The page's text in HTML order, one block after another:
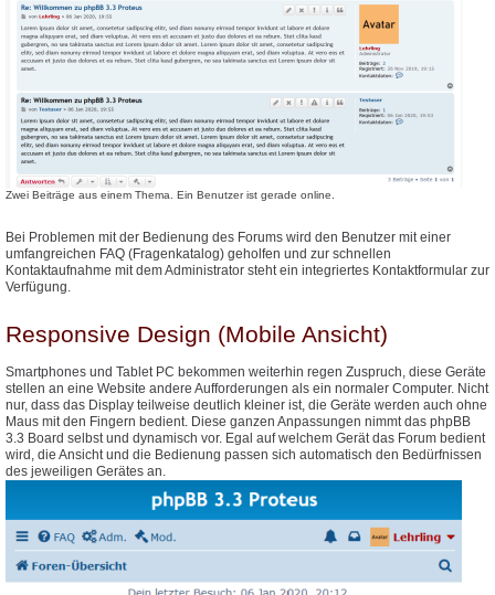
Zwei Beiträge aus einem Thema. Ein Benutzer ist gerade online.
Bei Problemen mit der Bedienung des Forums wird den Benutzer mit einer
umfangreichen FAQ (Fragenkatalog) geholfen und zur schnellen
Kontaktaufnahme mit dem Administrator steht ein integriertes Kontaktformular zur
Verfügung.
Responsive Design (Mobile Ansicht)
Smartphones und Tablet PC bekommen weiterhin regen Zuspruch, diese Geräte
stellen an eine Website andere Aufforderungen als ein normaler Computer. Nicht
nur, dass das Display teilweise deutlich kleiner ist, die Geräte werden auch ohne
Maus mit den Fingern bedient. Diese ganzen Anpassungen nimmt das phpBB
3.3 Board selbst und dynamisch vor. Egal auf welchem Gerät das Forum bedient
wird, die Ansicht und die Bedienung passen sich automatisch den Bedürfnissen
des jeweiligen Gerätes an.